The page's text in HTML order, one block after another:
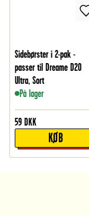
Sidebørster i 2-pak -
passer til Dreame D20
Ultra, Sort
På lager
59 DKK
KØB